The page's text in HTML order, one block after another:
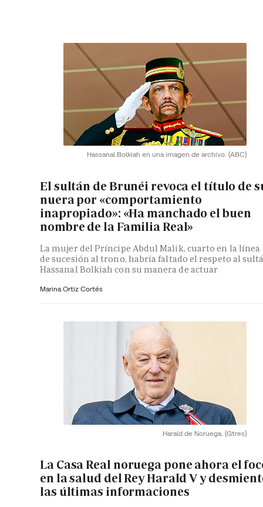
Hassanal Bolkiah en una imagen de archivo. (ABC)
El sultán de Brunéi revoca el título de
nuera por «comportamiento
inapropiado»: «Ha manchado el buen
nombre de la Familia Real»
La mujer del Príncipe Abdul Malik, cuarto en la línea
de sucesión al trono, habría faltado el respeto al
Hassanal Bolkiah con su manera de actuar
Marina Ortiz Cortés
Harald de Noruega. (Gtres)
La Casa Real noruega pone ahora el
en la salud del Rey Harald V y
las últimas informaciones